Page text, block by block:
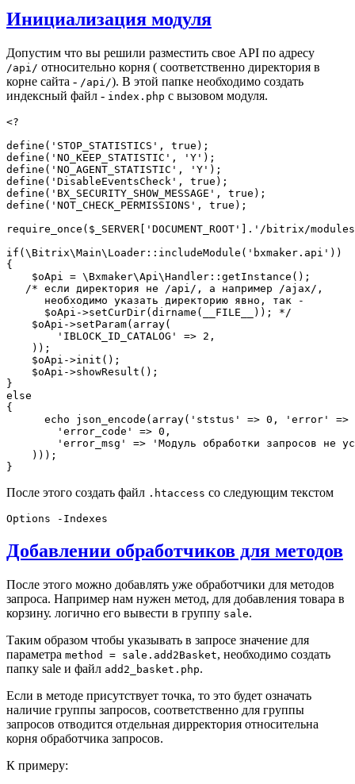
Инициализация модуля
Допустим что вы решили разместить свое API по адресу
/api/ относительно корня ( соответственно директория в
корне сайта - /api/). В этой папке необходимо создать
индексный файл - index.php с вызовом модуля.
<?
define('STOP_STATISTICS', true);
define('NO_KEEP_STATISTIC', 'Y');
define('NO_AGENT_STATISTIC', 'Y');
define('DisableEventsCheck', true);
define('BX_SECURITY_SHOW_MESSAGE', true);
define('NOT_CHECK_PERMISSIONS', true);
require_once($_SERVER['DOCUMENT_ROOT'].'/bitrix/
if(\Bitrix\Main\Loader::includeModule('bxmaker.api'))
{
    $oApi = \Bxmaker\Api\Handler::getInstance();
   /* если директория не /api/, а например /ajax/,
      необходимо указать директорию явно, так -
      $oApi->setCurDir(dirname(__FILE__)); */
    $oApi->setParam(array(
        'IBLOCK_ID_CATALOG' => 2,
    ));
    $oApi->init();
    $oApi->showResult();
}
else
{
echo json_encode(array('ststus' => 0, 'error' =>
        'error_code' => 0,
'error_msg' => 'Модуль обработки запросов не
    )));
После этого создать файл .htaccess со следующим текстом
Добавлении обработчиков для методов
После этого можно добавлять уже обработчики для методов
запроса. Например нам нужен метод, для добавления товара в
корзину. логично его вывести в группу sale.
Таким образом чтобы указывать в запросе значение для
параметра method = sale.add2Basket, необходимо создать
папку sale и файл add2_basket.php.
Если в методе присутствует точка, то это будет означать
наличие группы запросов, соответственно для группы
запросов отводится отдельная дирректория относительна
корня обработчика запросов.
К примеру: